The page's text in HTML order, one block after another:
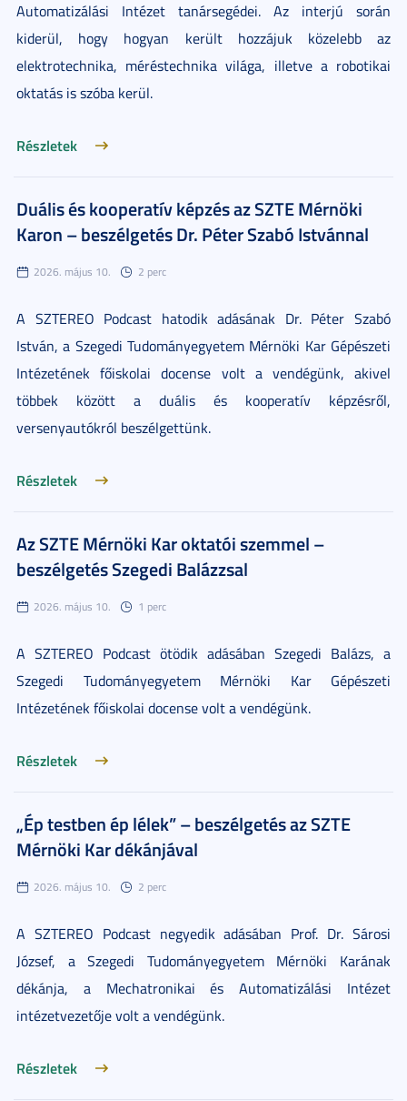
Automatizálási Intézet tanársegédei. Az interjú során
kiderül, hogy hogyan került hozzájuk közelebb az
elektrotechnika, méréstechnika világa, illetve a robotikai
oktatás is szóba kerül.
Részletek
Duális és kooperatív képzés az SZTE Mérnöki
Karon – beszélgetés Dr. Péter Szabó Istvánnal
2026. május 10. 2 perc
A SZTEREO Podcast hatodik adásának Dr. Péter Szabó
István, a Szegedi Tudományegyetem Mérnöki Kar Gépészeti
Intézetének főiskolai docense volt a vendégünk, akivel
többek között a duális és kooperatív képzésről,
versenyautókról beszélgettünk.
Részletek
Az SZTE Mérnöki Kar oktatói szemmel –
beszélgetés Szegedi Balázzsal
2026. május 10. 1 perc
A SZTEREO Podcast ötödik adásában Szegedi Balázs, a
Szegedi Tudományegyetem Mérnöki Kar Gépészeti
Intézetének főiskolai docense volt a vendégünk.
Részletek
„Ép testben ép lélek” – beszélgetés az SZTE
Mérnöki Kar dékánjával
2026. május 10. 2 perc
A SZTEREO Podcast negyedik adásában Prof. Dr. Sárosi
József, a Szegedi Tudományegyetem Mérnöki Karának
dékánja, a Mechatronikai és Automatizálási Intézet
intézetvezetője volt a vendégünk.
Részletek